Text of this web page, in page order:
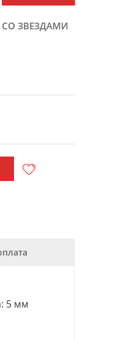
СО ЗВЕЗДАМИ
5 мм